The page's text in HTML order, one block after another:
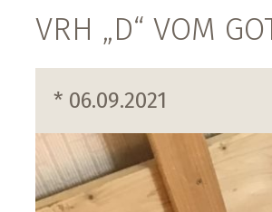
VRH „D“ VOM
* 06.09.2021